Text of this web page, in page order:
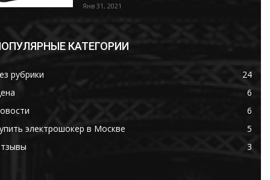
Янв 31, 2021
КАТЕГОРИИ
рубрики
24
6
6
электрошокер в Москве
5
3